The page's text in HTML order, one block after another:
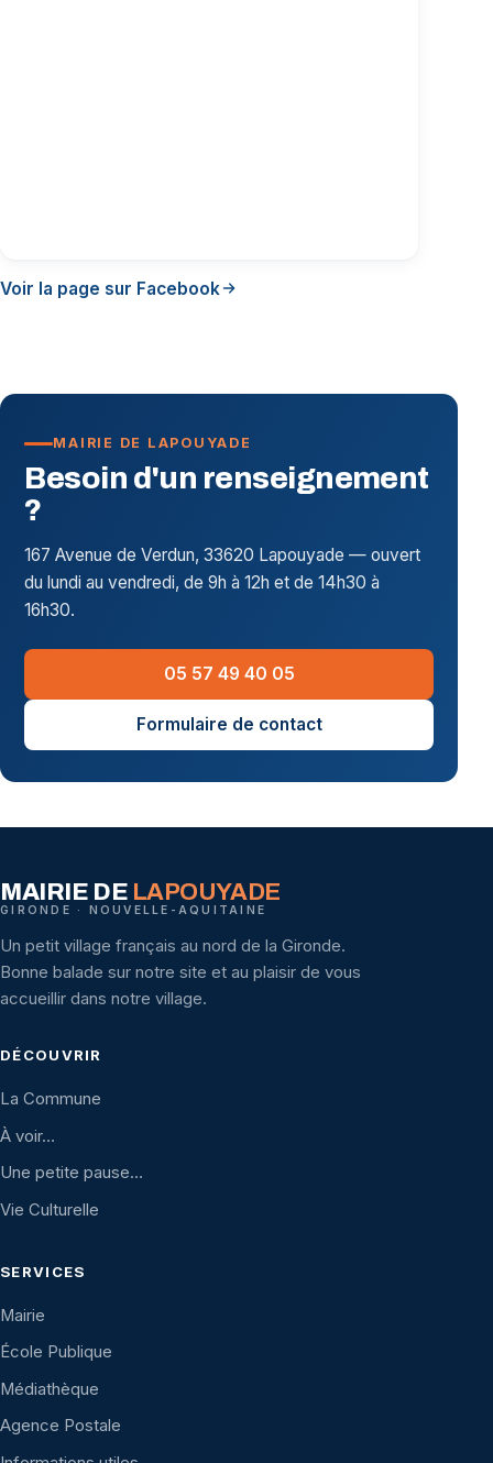
Voir la page sur Facebook
MAIRIE DE LAPOUYADE
Besoin d'un renseignement
?
167 Avenue de Verdun, 33620 Lapouyade — ouvert
du lundi au vendredi, de 9h à 12h et de 14h30 à
16h30.
05 57 49 40 05
Formulaire de contact
MAIRIE DE LAPOUYADE
GIRONDE · NOUVELLE-AQUITAINE
Un petit village français au nord de la Gironde.
Bonne balade sur notre site et au plaisir de vous
accueillir dans notre village.
DÉCOUVRIR
La Commune
À voir…
Une petite pause…
Vie Culturelle
SERVICES
Mairie
École Publique
Médiathèque
Agence Postale